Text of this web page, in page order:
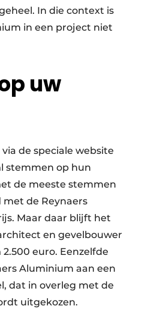
In die context is
in een project niet
uw
de speciale website
stemmen op hun
de meeste stemmen
de Reynaers
Maar daar blijft het
en gevelbouwer
euro. Eenzelfde
Aluminium aan een
dat in overleg met de
uitgekozen.